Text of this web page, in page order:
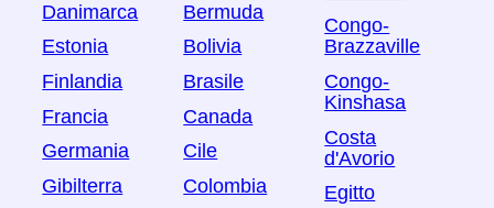
Danimarca
Estonia
Finlandia
Francia
Germania
Gibilterra
Bermuda
Bolivia
Brasile
Canada
Cile
Colombia
Congo-
Brazzaville
Congo-
Kinshasa
Costa
d'Avorio
Egitto